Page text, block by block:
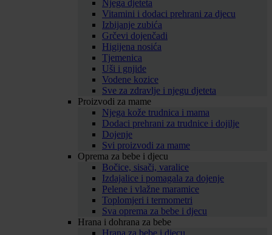
Njega djeteta
Vitamini i dodaci prehrani za djecu
Izbijanje zubića
Grčevi dojenčadi
Higijena nosića
Tjemenica
Uši i gnjide
Vodene kozice
Sve za zdravlje i njegu djeteta
Proizvodi za mame
Njega kože trudnica i mama
Dodaci prehrani za trudnice i dojilje
Dojenje
Svi proizvodi za mame
Oprema za bebe i djecu
Bočice, sisači, varalice
Izdajalice i pomagala za dojenje
Pelene i vlažne maramice
Toplomjeri i termometri
Sva oprema za bebe i djecu
Hrana i dohrana za bebe
Hrana za bebe i djecu